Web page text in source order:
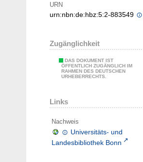
URN
urn:nbn:de:hbz:5:2-883549
Zugänglichkeit
DAS DOKUMENT IST
ÖFFENTLICH ZUGÄNGLICH IM
RAHMEN DES DEUTSCHEN
URHEBERRECHTS.
Links
Nachweis
Universitäts- und
Landesbibliothek Bonn